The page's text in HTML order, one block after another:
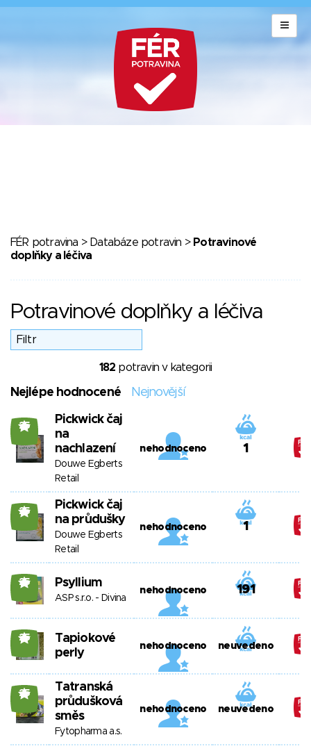
FÉR potravina > Databáze potravin > Potravinové
doplňky a léčiva
Potravinové doplňky a léčiva
182 potravin v kategorii
Nejlépe hodnocené Nejnovější
25
Pickwick čaj
na
nachlazení
Douwe Egberts
Retail
nehodnoceno 1
25
Pickwick čaj
na průdušky
Douwe Egberts
Retail
nehodnoceno 1
25 Psyllium
ASP s.r.o. - Divina
nehodnoceno 191
25
Tapiokové
perly
nehodnoceno neuvedeno
25
Tatranská
průdušková
směs
Fytopharma a.s.
nehodnoceno neuvedeno